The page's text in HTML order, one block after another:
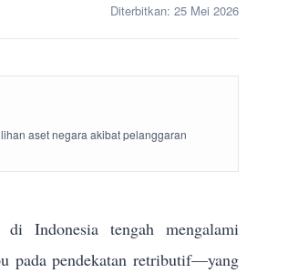
Diterbitkan: 25 Mei 2026
aset negara akibat pelanggaran
Indonesia tengah mengalami
pada pendekatan retributif—yang